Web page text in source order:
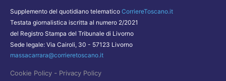
Supplemento del quotidiano telematico CorriereToscano.it
Testata giornalistica iscritta al numero 2/2021
del Registro Stampa del Tribunale di Livorno
Sede legale: Via Cairoli, 30 - 57123 Livorno
massacarrara@corrieretoscano.it
Cookie Policy - Privacy Policy